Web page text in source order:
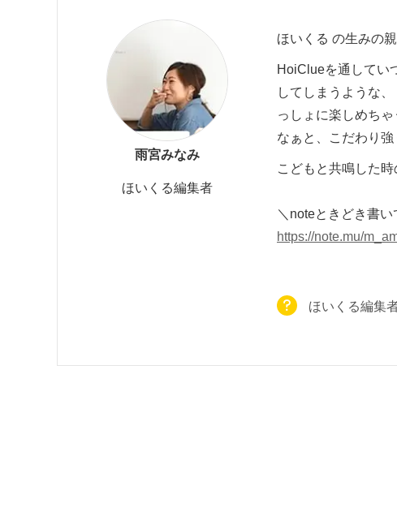
雨宮みなみ
ほいくる編集者
ほいくる の生みの親
HoiClueを通してい
してしまうような
っしょに楽しめち
なぁと、こだわり強
こどもと共鳴した
＼noteときどき書い
https://note.mu/
ほいくる編集